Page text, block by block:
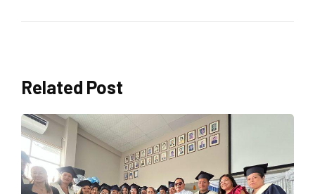
Related Post